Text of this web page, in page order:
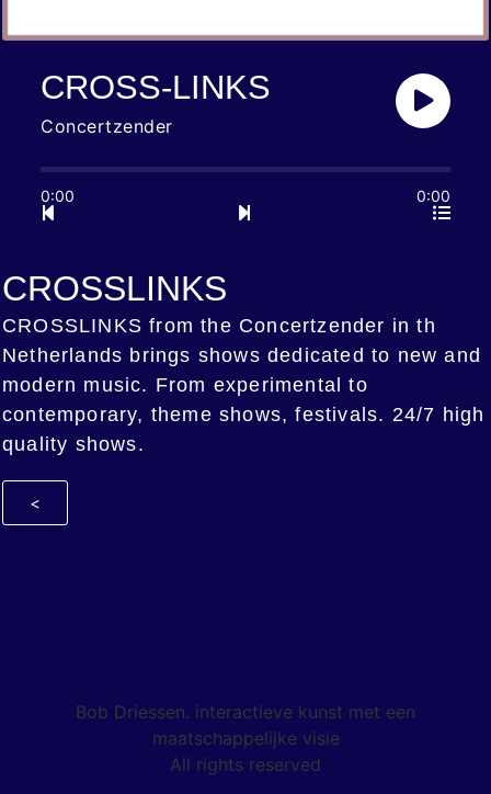
CROSS-LINKS
Concertzender
0:00 0:00
CROSSLINKS
CROSSLINKS from the Concertzender in th
Netherlands brings shows dedicated to new and
modern music. From experimental to
contemporary, theme shows, festivals. 24/7 high
quality shows.
<
Bob Driessen. interactieve kunst met een
maatschappelijke visie
All rights reserved